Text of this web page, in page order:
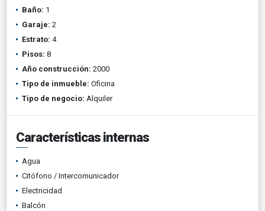
Baño: 1
Garaje: 2
Estrato: 4
Pisos: 8
Año construcción: 2000
Tipo de inmueble: Oficina
Tipo de negocio: Alquiler
Características internas
Agua
Citófono / Intercomunicador
Electricidad
Balcón